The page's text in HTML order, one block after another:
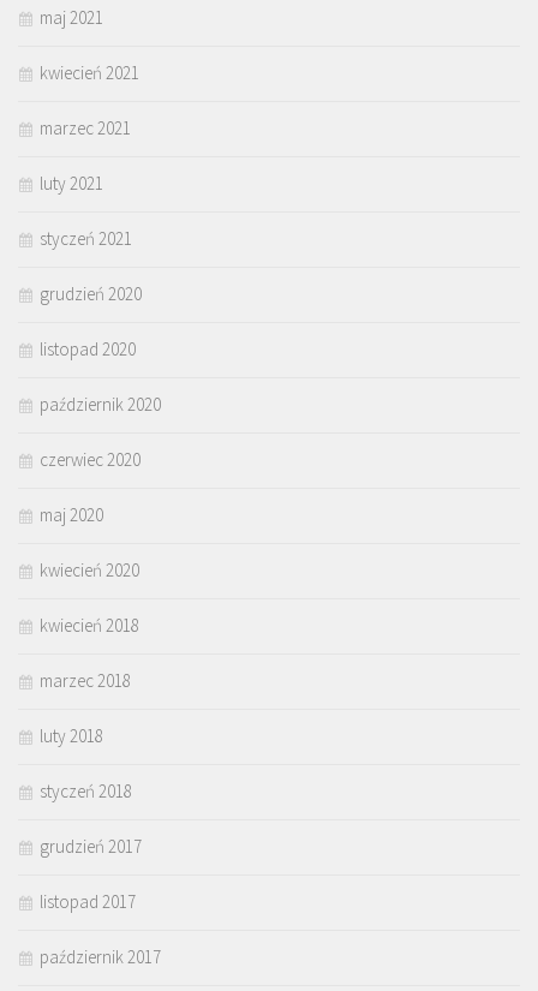
maj 2021
kwiecień 2021
marzec 2021
luty 2021
styczeń 2021
grudzień 2020
listopad 2020
październik 2020
czerwiec 2020
maj 2020
kwiecień 2020
kwiecień 2018
marzec 2018
luty 2018
styczeń 2018
grudzień 2017
listopad 2017
październik 2017